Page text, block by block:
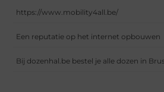
https://www.mobility4all.be/
Een reputatie op het internet opbouwen
Bij dozenhal.be bestel je alle dozen in